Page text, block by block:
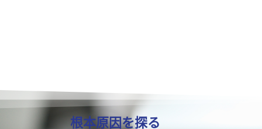
根本原因を探る